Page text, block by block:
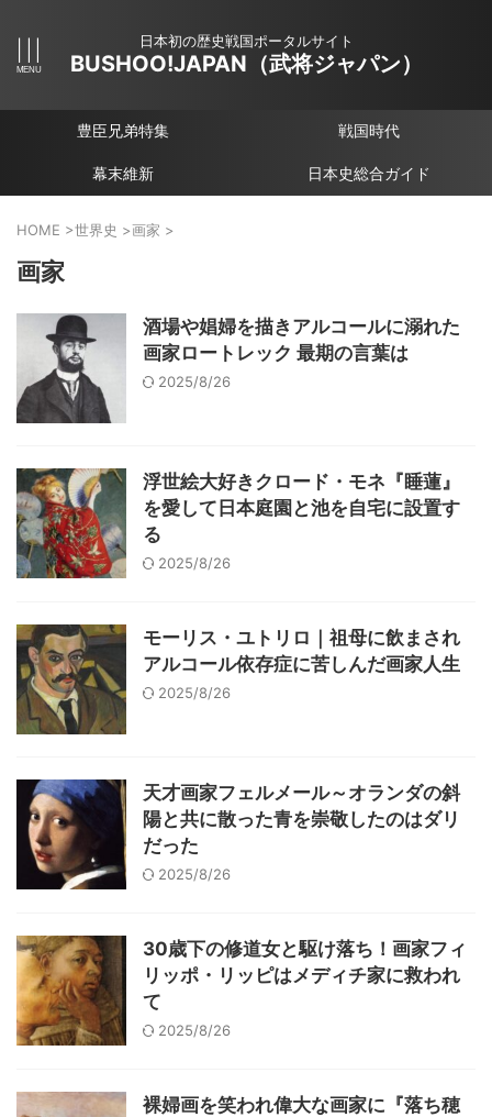
日本初の歴史戦国ポータルサイト
BUSHOO!JAPAN（武将ジャパン）
豊臣兄弟特集 戦国時代
幕末維新 日本史総合ガイド
HOME >世界史 >画家 >
画家
酒場や娼婦を描きアルコールに溺れた
画家ロートレック 最期の言葉は
2025/8/26
浮世絵大好きクロード・モネ『睡蓮』
を愛して日本庭園と池を自宅に設置す
る
2025/8/26
モーリス・ユトリロ｜祖母に飲まされ
アルコール依存症に苦しんだ画家人生
2025/8/26
天才画家フェルメール～オランダの斜
陽と共に散った青を崇敬したのはダリ
だった
2025/8/26
30歳下の修道女と駆け落ち！画家フィ
リッポ・リッピはメディチ家に救われ
て
2025/8/26
裸婦画を笑われ偉大な画家に『落ち穂